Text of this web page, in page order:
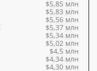
$5,85 млн
$5,83 млн
$5,56 млн
$5,37 млн
$5,34 млн
$5,02 млн
$4,5 млн
$4,34 млн
$4,30 млн